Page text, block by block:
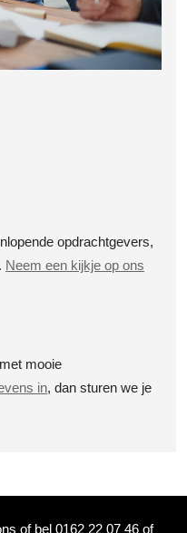
opdrachtgevers,
Neem een kijkje op ons
mooie
in, dan sturen we je
of bel 0162 22 07 46 of